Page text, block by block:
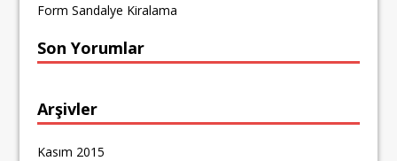
Form Sandalye Kiralama
Son Yorumlar
Arşivler
Kasım 2015